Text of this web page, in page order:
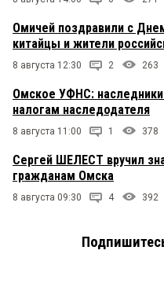
Омичей поздравили с
китайцы и жители
8 августа 12:30 2 263
Омское УФНС: наследники
налогам наследодателя
8 августа 11:00 1 378
Сергей ШЕЛЕСТ вручил
гражданам Омска
8 августа 09:30 4 392